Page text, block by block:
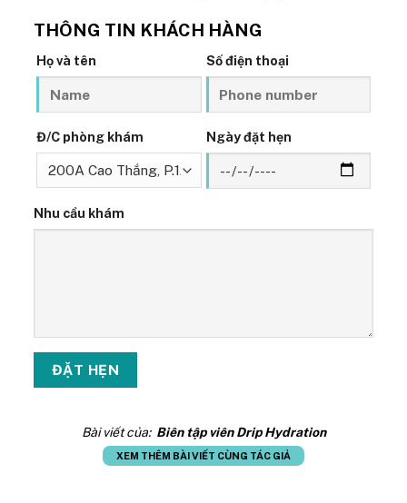
THÔNG TIN KHÁCH HÀNG
Họ và tên Số điện thoại
Đ/C phòng khám Ngày đặt hẹn
Nhu cầu khám
Bài viết của: Biên tập viên Drip Hydration
XEM THÊM BÀI VIẾT CÙNG TÁC GIẢ